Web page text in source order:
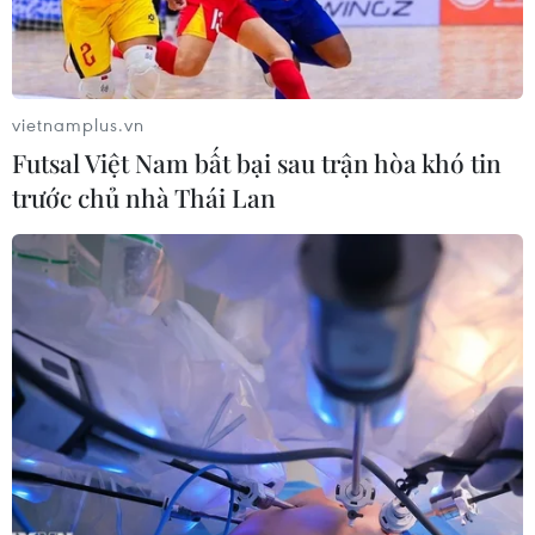
Một người dân lấy số thứ tự để làm thủ tục cấp, đổi giấy phép
lái xe tại Sở GTVT Hà Nội. (Ảnh: Hoàng Hiếu/TTXVN)
Cục Cảnh sát giao thông (Bộ Công an) cho biết,
từ ngày 1/3, người dân khi có nhu cầu đổi, cấp
lại giấy phép lái xe sẽ được thực hiện theo hai
vietnamplus.vn
Futsal Việt Nam bất bại sau trận hòa khó tin
trước chủ nhà Thái Lan